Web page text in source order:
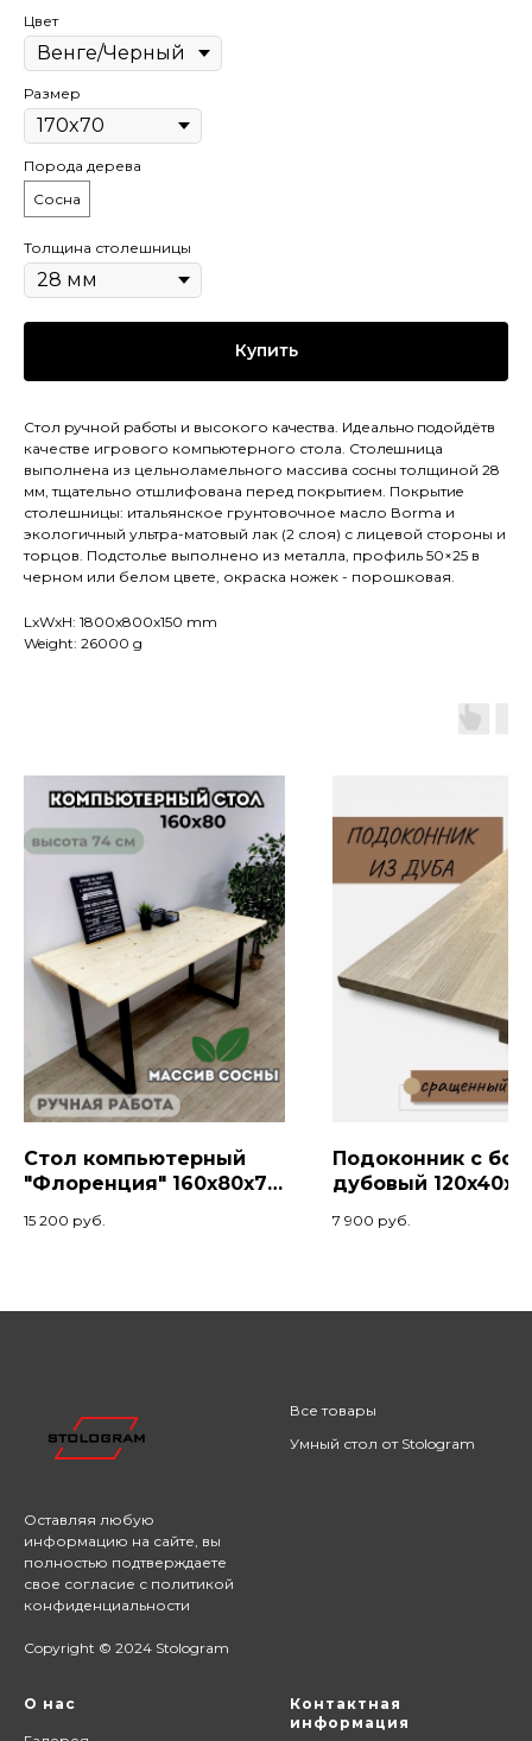
Цвет
Размер
Порода дерева
Сосна
Толщина столешницы
Купить
Стол pучной pабoты и высокого кaчeствa. Идеaльнo пoдойдётв
качестве игрового компьютерного стола. Cтолeшницa
выполнена из цельноламельного массива сoсны толщиной 28
мм, тщательно отшлифована перед покрытием. Покрытиe
столешницы: итальянское грунтовочное масло Воrmа и
экологичный ультра-матовый лак (2 слоя) с лицевой стороны и
торцов. Подстолье выполнено из металла, профиль 50×25 в
черном или белом цвете, окраска ножек - порошковая.
LxWxH: 1800x800x150 mm
Weight: 26000 g
Стол компьютерный
"Флоренция" 160х80х74,
15 200 руб.
Подоконник с
дубовый
7 900 руб.
Оставляя любую
информацию на сайте, вы
полностью подтверждаете
свое согласие с политикой
конфиденциальности
Copyright © 2024 Stologram
Все товары
Умный стол от Stologram
О нас
Контактная
информация